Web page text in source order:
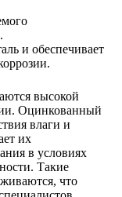
и обеспечивает
высокой
Оцинкованный
влаги и
их
в условиях
Такие
что